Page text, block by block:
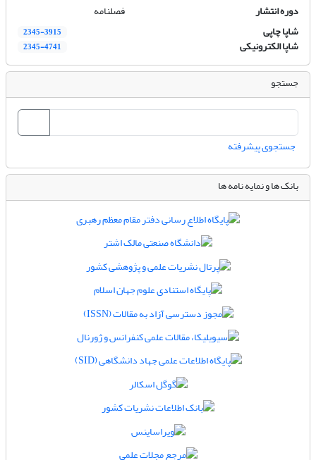
دوره انتشار
فصلنامه
شاپا چاپی
2345-3915
شاپا الکترونیکی 2345-4741
جستجو
جستجوی پیشرفته
بانک ها و نمایه نامه ها